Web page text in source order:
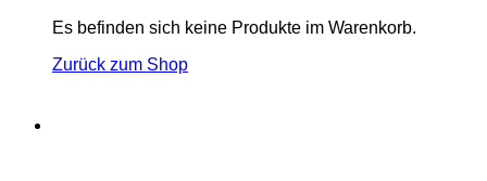
Es befinden sich keine Produkte im Warenkorb.
Zurück zum Shop